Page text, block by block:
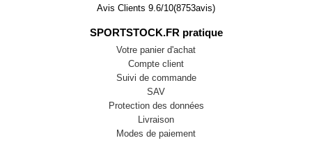
Avis Clients 9.6/10(8753avis)
SPORTSTOCK.FR pratique
Votre panier d'achat
Compte client
Suivi de commande
SAV
Protection des données
Livraison
Modes de paiement